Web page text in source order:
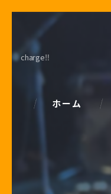
charge‼
ホーム